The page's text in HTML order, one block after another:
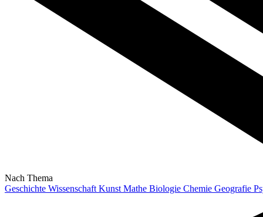
Nach Thema
Geschichte Wissenschaft Kunst Mathe Biologie Chemie Geografie